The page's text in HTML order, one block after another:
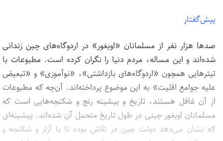
پیش‌گفتار
صدها هزار نفر از مسلمانان «اویغور» در اردوگاه‌های چین زندانی
شده‌اند و این مساله، مردم دنیا را نگران کرده است. مطبوعات با
تیتر‌هایی همچون «اردوگاه‌های بازداشتی»، «نوآموزی» و «تبعیض
علیه جوامع اقلیت» به این موضوع پرداخته‌اند. آن‌چه که مطبوعات
از آن غافل هستند، تاریخ و پیشینه رنج و شکنجه‌هایی است که
مسلمانان اویغور چینی در طول تاریخ متحمل آن شده‌اند. پیشینه‌ای
که نشان می‌دهد دولت چین در تلاش بوده تا با آزار و شکنجه و